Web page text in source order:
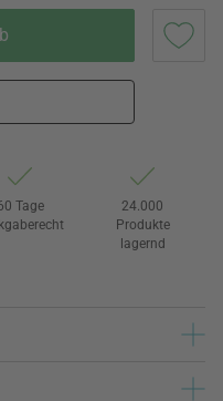
Tage
24.000
Produkte
lagernd